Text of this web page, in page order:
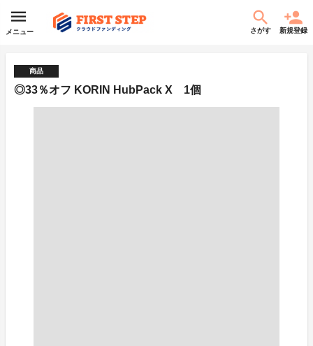
メニュー さがす 新規登録
商品
◎33％オフ KORIN HubPack X 1個